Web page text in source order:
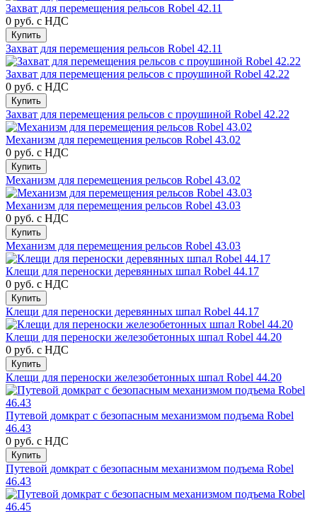
Захват для перемещения рельсов Robel 42.11
0 руб. с НДС
Купить
Захват для перемещения рельсов Robel 42.11
Захват для перемещения рельсов с проушиной Robel 42.22
0 руб. с НДС
Купить
Захват для перемещения рельсов с проушиной Robel 42.22
Механизм для перемещения рельсов Robel 43.02
0 руб. с НДС
Купить
Механизм для перемещения рельсов Robel 43.02
Механизм для перемещения рельсов Robel 43.03
0 руб. с НДС
Купить
Механизм для перемещения рельсов Robel 43.03
Клещи для переноски деревянных шпал Robel 44.17
0 руб. с НДС
Купить
Клещи для переноски деревянных шпал Robel 44.17
Клещи для переноски железобетонных шпал Robel 44.20
0 руб. с НДС
Купить
Клещи для переноски железобетонных шпал Robel 44.20
Путевой домкрат с безопасным механизмом подъема Robel
46.43
0 руб. с НДС
Купить
Путевой домкрат с безопасным механизмом подъема Robel
46.43